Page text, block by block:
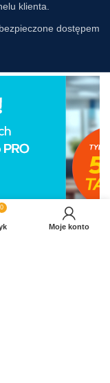
klienta.
dostępem
0
Moje konto